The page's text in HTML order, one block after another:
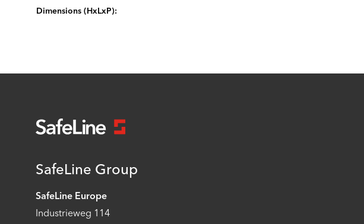
Dimensions (HxLxP):
SafeLine Group
SafeLine Europe
Industrieweg 114